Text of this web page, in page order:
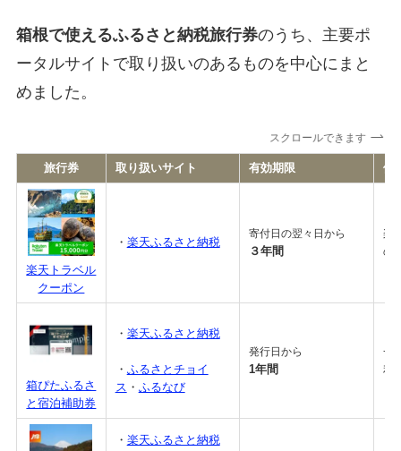
箱根で使えるふるさと納税旅行券のうち、主要ポ
ータルサイトで取り扱いのあるものを中心にまと
めました。
スクロールできます
旅行券 取り扱いサイト 有効期限 備
楽天トラベル
クーポン
・ 楽天ふるさと納税
寄付日の翌々日から
３年間
楽
の
箱ぴたふるさ
と宿泊補助券
・ 楽天ふるさと納税
・ ふるさとチョイ
ス ・ ふるなび
発行日から
1年間
一
利
・ 楽天ふるさと納税